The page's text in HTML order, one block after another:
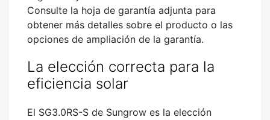
Consulte la hoja de garantía adjunta para
obtener más detalles sobre el producto o las
opciones de ampliación de la garantía.
La elección correcta para la
eficiencia solar
El SG3.0RS-S de Sungrow es la elección